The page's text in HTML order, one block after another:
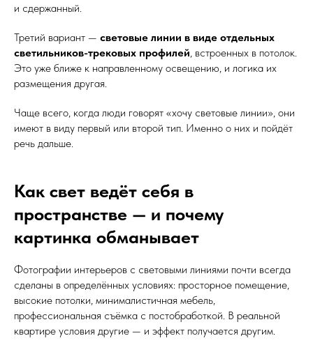
и сдержанный.
Третий вариант — световые линии в виде отдельных
светильников-трековых профилей , встроенных в потолок.
Это уже ближе к направленному освещению, и логика их
размещения другая.
Чаще всего, когда люди говорят «хочу световые линии», они
имеют в виду первый или второй тип. Именно о них и пойдёт
речь дальше.
Как свет ведёт себя в
пространстве — и почему
картинка обманывает
Фотографии интерьеров с световыми линиями почти всегда
сделаны в определённых условиях: просторное помещение,
высокие потолки, минималистичная мебель,
профессиональная съёмка с постобработкой. В реальной
квартире условия другие — и эффект получается другим.